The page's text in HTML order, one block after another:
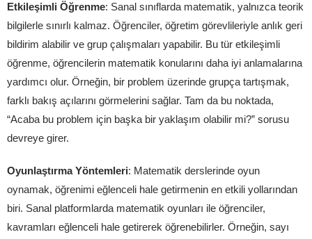
Etkileşimli Öğrenme: Sanal sınıflarda matematik, yalnızca teorik
bilgilerle sınırlı kalmaz. Öğrenciler, öğretim görevlileriyle anlık geri
bildirim alabilir ve grup çalışmaları yapabilir. Bu tür etkileşimli
öğrenme, öğrencilerin matematik konularını daha iyi anlamalarına
yardımcı olur. Örneğin, bir problem üzerinde grupça tartışmak,
farklı bakış açılarını görmelerini sağlar. Tam da bu noktada,
“Acaba bu problem için başka bir yaklaşım olabilir mi?” sorusu
devreye girer.
Oyunlaştırma Yöntemleri: Matematik derslerinde oyun
oynamak, öğrenimi eğlenceli hale getirmenin en etkili yollarından
biri. Sanal platformlarda matematik oyunları ile öğrenciler,
kavramları eğlenceli hale getirerek öğrenebilirler. Örneğin, sayı